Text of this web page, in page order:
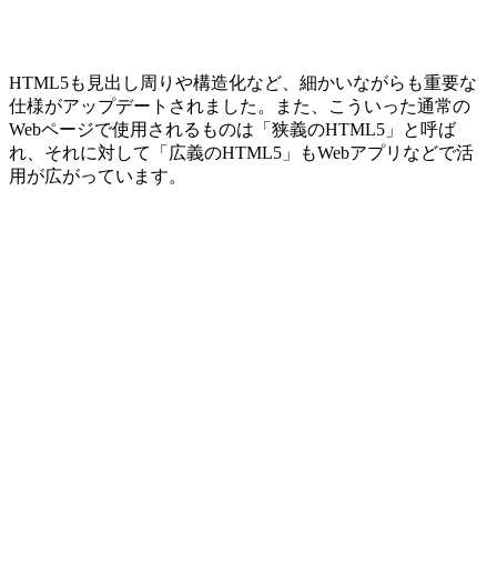
HTML5も見出し周りや構造化など、細かいながらも重要な
仕様がアップデートされました。また、こういった通常の
Webページで使用されるものは「狭義のHTML5」と呼ば
れ、それに対して「広義のHTML5」もWebアプリなどで活
用が広がっています。